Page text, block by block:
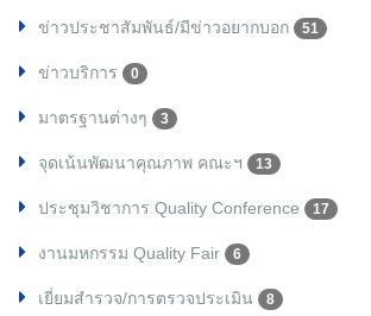
ข่าวประชาสัมพันธ์/มีข่าวอยากบอก 51
ข่าวบริการ 0
มาตรฐานต่างๆ 3
จุดเน้นพัฒนาคุณภาพ คณะฯ 13
ประชุมวิชาการ Quality Conference 17
งานมหกรรม Quality Fair 6
เยี่ยมสำรวจ/การตรวจประเมิน 8